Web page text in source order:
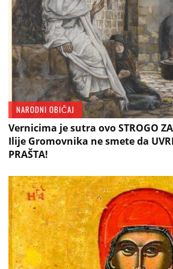
NARODNI OBIČAJ
Vernicima je sutra ovo STROGO
Ilije Gromovnika ne smete da
PRAŠTA!